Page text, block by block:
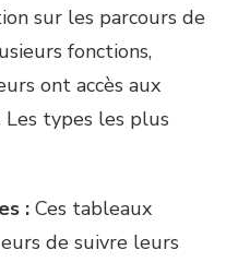
sur les parcours de
fonctions,
ont accès aux
Les types les plus
: Ces tableaux
de suivre leurs